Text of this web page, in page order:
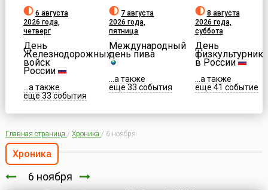
6 августа
2026 года,
четверг
День
Железнодорожных
войск
России
...а также
еще 33 события
7 августа
2026 года,
пятница
Международный
день пива
...а также
еще 33 события
8 августа
2026 года,
суббота
День
физкультурника
в России
...а также
еще 41 событие
Главная страница / Хроника / 6 ноября
Хроника
6 ноября